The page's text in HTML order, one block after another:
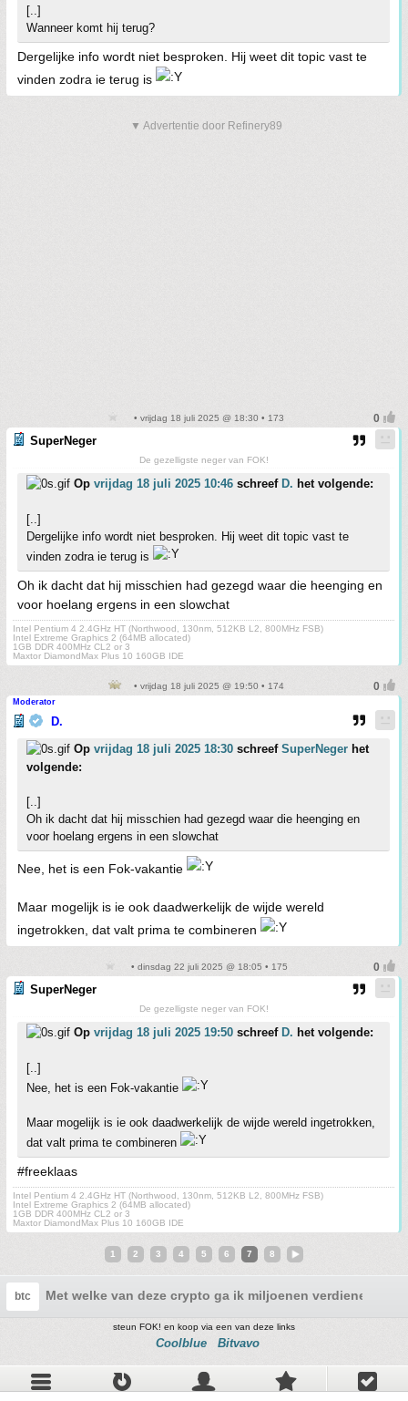
[..]
Wanneer komt hij terug?
Dergelijke info wordt niet besproken. Hij weet dit topic vast te
vinden zodra ie terug is
▼ Advertentie door Refinery89
• vrijdag 18 juli 2025 @ 18:30 • 173
SuperNeger
De gezelligste neger van FOK!
Op vrijdag 18 juli 2025 10:46 schreef D. het volgende:
[..]
Dergelijke info wordt niet besproken. Hij weet dit topic vast te
vinden zodra ie terug is
Oh ik dacht dat hij misschien had gezegd waar die heenging en
voor hoelang ergens in een slowchat
Intel Pentium 4 2.4GHz HT (Northwood, 130nm, 512KB L2, 800MHz FSB)
Intel Extreme Graphics 2 (64MB allocated)
1GB DDR 400MHz CL2 or 3
Maxtor DiamondMax Plus 10 160GB IDE
• vrijdag 18 juli 2025 @ 19:50 • 174
Moderator
D.
Op vrijdag 18 juli 2025 18:30 schreef SuperNeger het
volgende:
[..]
Oh ik dacht dat hij misschien had gezegd waar die heenging en
voor hoelang ergens in een slowchat
Nee, het is een Fok-vakantie
Maar mogelijk is ie ook daadwerkelijk de wijde wereld
ingetrokken, dat valt prima te combineren
• dinsdag 22 juli 2025 @ 18:05 • 175
SuperNeger
De gezelligste neger van FOK!
Op vrijdag 18 juli 2025 19:50 schreef D. het volgende:
[..]
Nee, het is een Fok-vakantie
Maar mogelijk is ie ook daadwerkelijk de wijde wereld ingetrokken,
dat valt prima te combineren
#freeklaas
Intel Pentium 4 2.4GHz HT (Northwood, 130nm, 512KB L2, 800MHz FSB)
Intel Extreme Graphics 2 (64MB allocated)
1GB DDR 400MHz CL2 or 3
Maxtor DiamondMax Plus 10 160GB IDE
1 2 3 4 5 6 7 8
btc Met welke van deze crypto ga ik miljoenen verdienen in
steun FOK! en koop via een van deze links
Coolblue Bitvavo